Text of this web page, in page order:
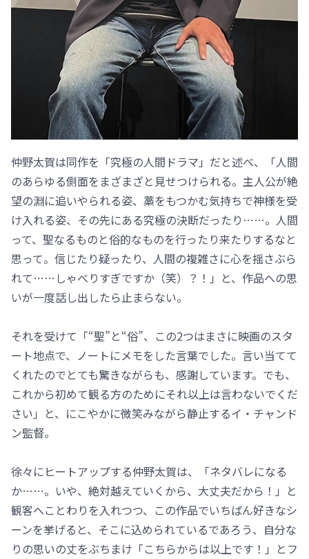
仲野太賀は同作を「究極の人間ドラマ」だと述べ、「人間
のあらゆる側面をまざまざと見せつけられる。主人公が絶
望の淵に追いやられる姿、藁をもつかむ気持ちで神様を受
け入れる姿、その先にある究極の決断だったり……。人間
って、聖なるものと俗的なものを行ったり来たりするなと
思って。信じたり疑ったり、人間の複雑さに心を揺さぶら
れて……しゃべりすぎですか（笑）？！」と、作品への思
いが一度話し出したら止まらない。
それを受けて「“聖”と“俗”、この2つはまさに映画のスタ
ート地点で、ノートにメモをした言葉でした。言い当てて
くれたのでとても驚きながらも、感謝しています。でも、
これから初めて観る方のためにそれ以上は言わないでくだ
さい」と、にこやかに微笑みながら静止するイ・チャンド
ン監督。
徐々にヒートアップする仲野太賀は、「ネタバレになる
か……。いや、絶対越えていくから、大丈夫だから！」と
観客へことわりを入れつつ、この作品でいちばん好きなシ
ーンを挙げると、そこに込められているであろう、自分な
りの思いの丈をぶちまけ「こちらからは以上です！」とフ